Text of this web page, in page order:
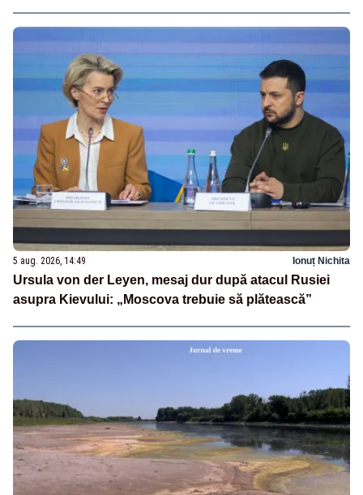
5 aug. 2026, 14:49 Ionuț Nichita
Ursula von der Leyen, mesaj dur după atacul Rusiei
asupra Kievului: „Moscova trebuie să plătească”